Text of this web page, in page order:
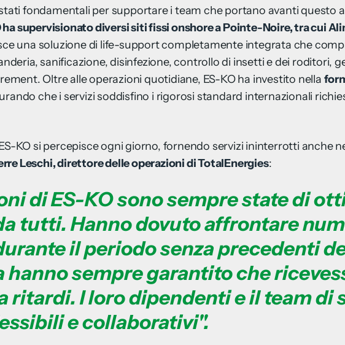
stati fondamentali per supportare i team che portano avanti questo
ha supervisionato diversi siti fissi onshore a Pointe-Noire, tra cui
una soluzione di life-support completamente integrata che
sanificazione, disinfezione, controllo di insetti e dei roditori,
Oltre alle operazioni quotidiane, ES-KO ha investito nella
che i servizi soddisfino i rigorosi standard internazionali
KO si percepisce ogni giorno, fornendo servizi ininterrotti anche
Leschi, direttore delle operazioni di TotalEnergies:
di ES-KO sono sempre state di
tutti. Hanno dovuto affrontare
il periodo senza precedenti
hanno sempre garantito che
ritardi. I loro dipendenti e il team di
e collaborativi".